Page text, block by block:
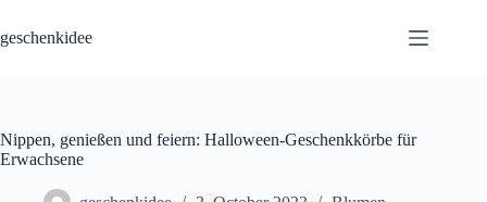
content
geschenkidee
Nippen, genießen und feiern: Halloween-Geschenkkörbe für
Erwachsene